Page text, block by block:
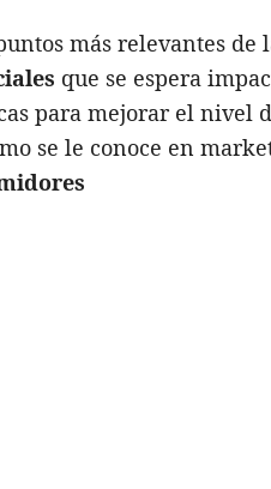
más relevantes
que se espera
para mejorar el nivel
se le conoce en